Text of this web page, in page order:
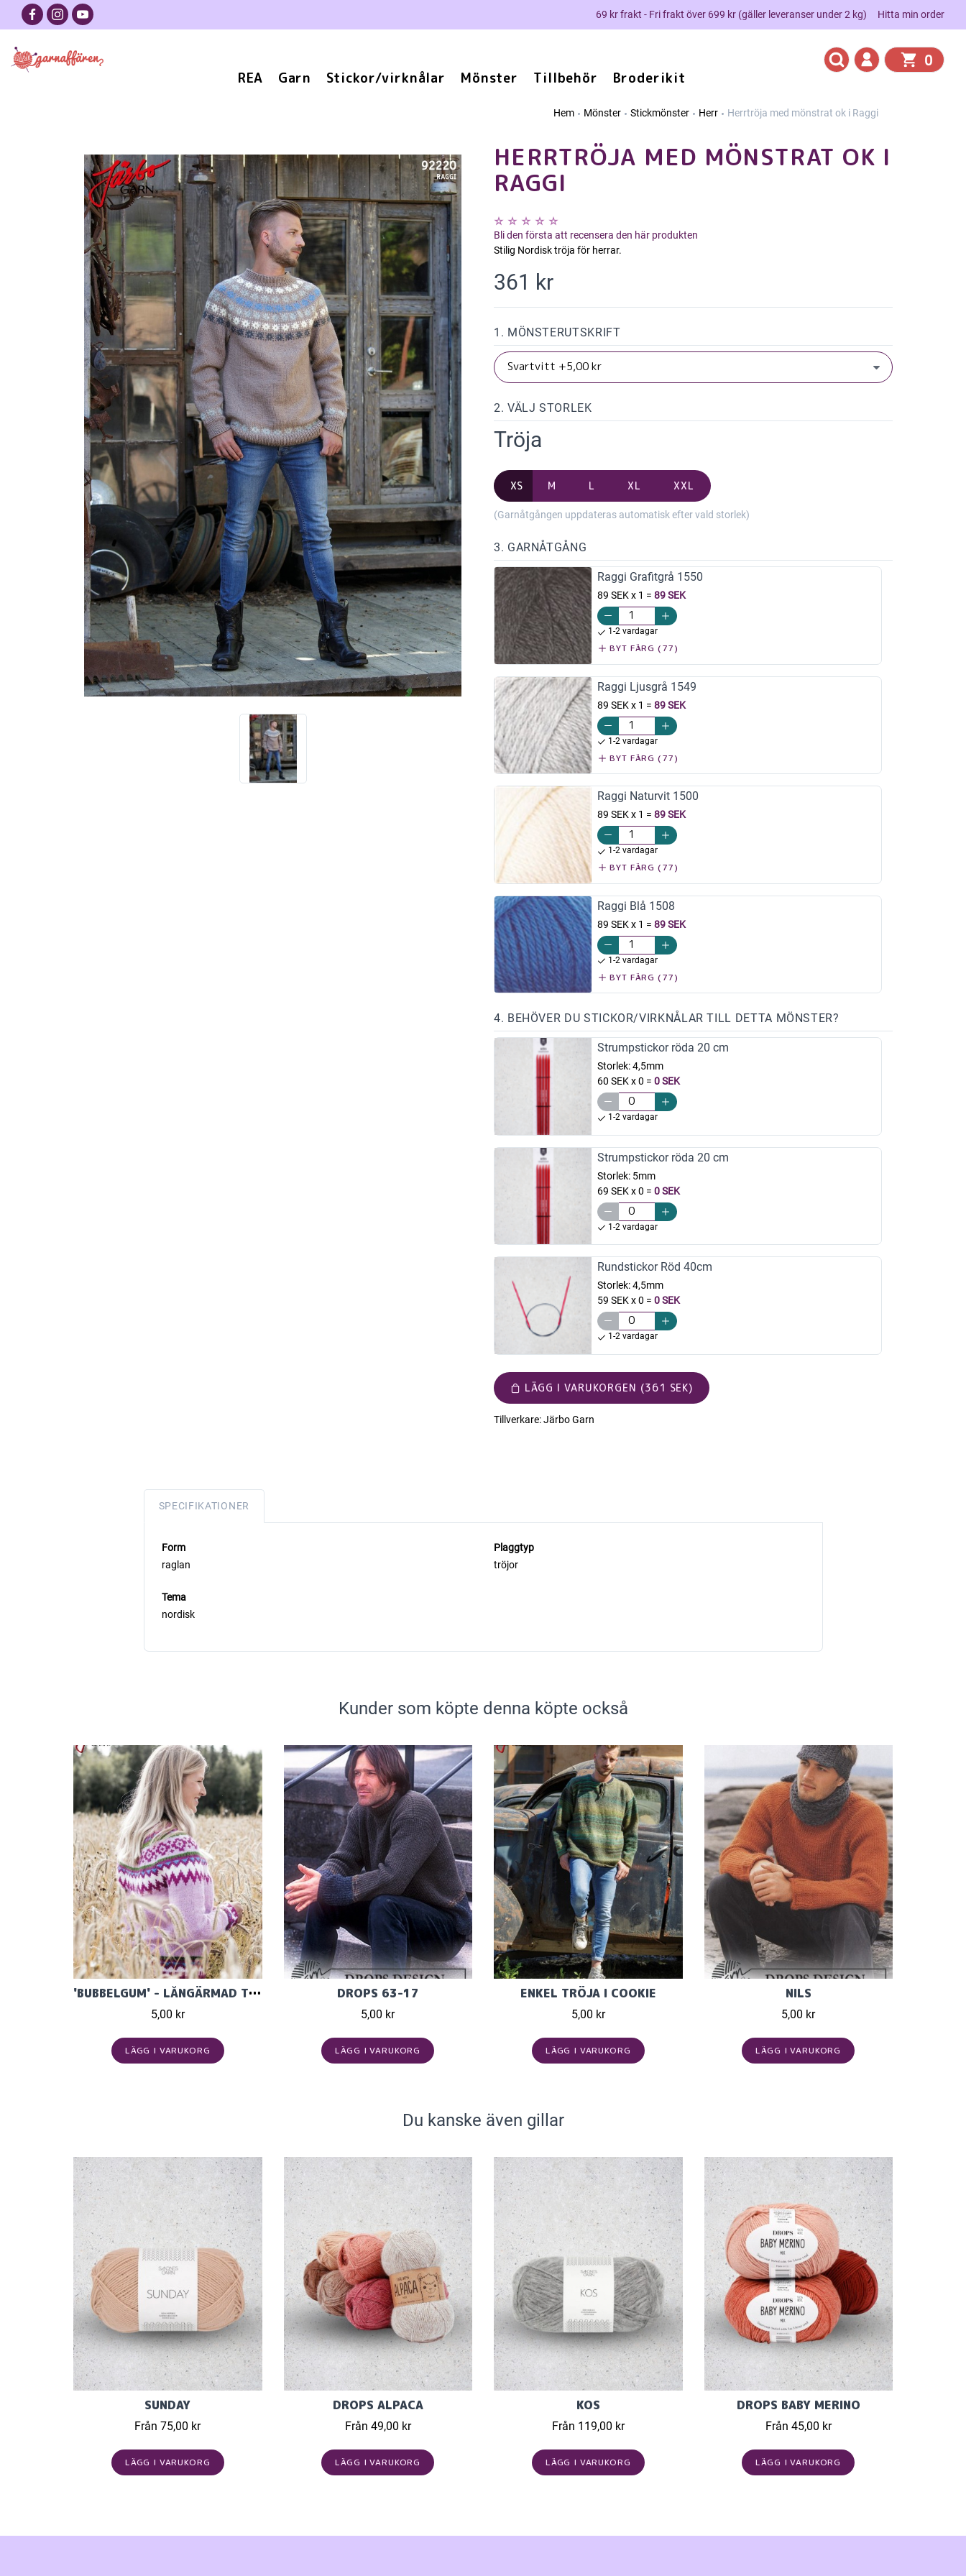
69 kr frakt - Fri frakt över 699 kr (gäller leveranser under 2 kg) Hitta min order
REA Garn Stickor/virknålar Mönster Tillbehör Broderikit
0
Hem Mönster Stickmönster Herr Herrtröja med mönstrat ok i Raggi
HERRTRÖJA MED MÖNSTRAT OK I
RAGGI
Bli den första att recensera den här produkten
Stilig Nordisk tröja för herrar.
361 kr
1. MÖNSTERUTSKRIFT
2. VÄLJ STORLEK
Tröja
XS M L XL XXL
(Garnåtgången uppdateras automatisk efter vald storlek)
3. GARNÅTGÅNG
Raggi Grafitgrå 1550
89 SEK x 1 = 89 SEK
1-2 vardagar
BYT FÄRG (77)
Raggi Ljusgrå 1549
89 SEK x 1 = 89 SEK
1-2 vardagar
BYT FÄRG (77)
Raggi Naturvit 1500
89 SEK x 1 = 89 SEK
1-2 vardagar
BYT FÄRG (77)
Raggi Blå 1508
89 SEK x 1 = 89 SEK
1-2 vardagar
BYT FÄRG (77)
4. BEHÖVER DU STICKOR/VIRKNÅLAR TILL DETTA MÖNSTER?
Strumpstickor röda 20 cm
Storlek:4,5mm
60 SEK x 0 = 0 SEK
1-2 vardagar
Strumpstickor röda 20 cm
Storlek: 5mm
69 SEK x 0 = 0 SEK
1-2 vardagar
Rundstickor Röd 40cm
Storlek:4,5mm
59 SEK x 0 = 0 SEK
1-2 vardagar
LÄGG I VARUKORGEN (361 SEK)
Tillverkare:Järbo Garn
SPECIFIKATIONER
Form
raglan
Tema
nordisk
Plaggtyp
tröjor
Kunder som köpte denna köpte också
'BUBBELGUM' - LÅNGÄRMAD TRÖJA MED MÖNSTEROK I ALPE
5,00 kr
LÄGG I VARUKORG
DROPS 63-17
5,00 kr
LÄGG I VARUKORG
ENKEL TRÖJA I COOKIE
5,00 kr
LÄGG I VARUKORG
NILS
5,00 kr
LÄGG I VARUKORG
Du kanske även gillar
SUNDAY
Från 75,00 kr
LÄGG I VARUKORG
DROPS ALPACA
Från 49,00 kr
LÄGG I VARUKORG
KOS
Från 119,00 kr
LÄGG I VARUKORG
DROPS BABY MERINO
Från 45,00 kr
LÄGG I VARUKORG